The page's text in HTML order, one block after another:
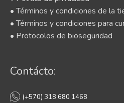
• Términos y condiciones de la
• Términos y condiciones para
• Protocolos de bioseguridad
Contácto:
(+570) 318 680 1468